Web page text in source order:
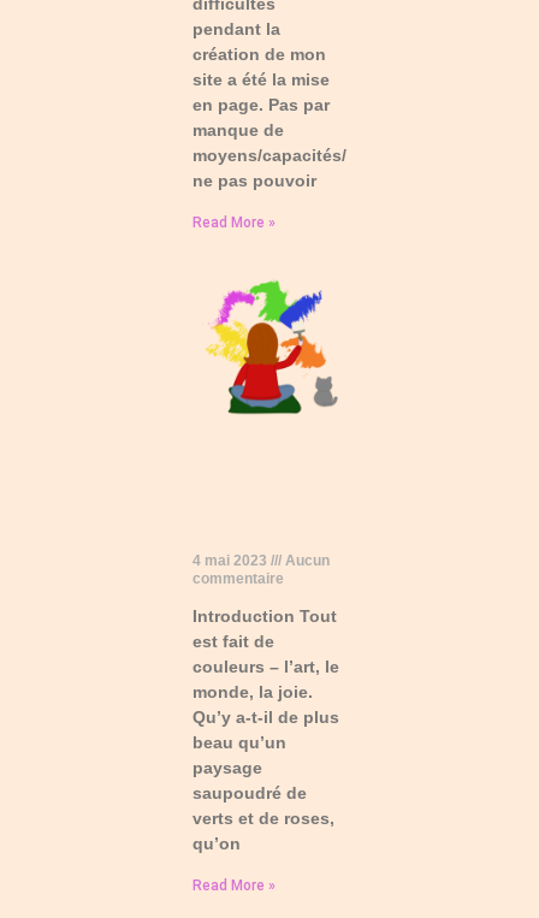
difficultés
pendant la
création de mon
site a été la mise
en page. Pas par
manque de
moyens/capacités/skills (quoique
ne pas pouvoir
Read More »
4 mai 2023
Aucun
commentaire
Introduction Tout
est fait de
couleurs – l’art, le
monde, la joie.
Qu’y a-t-il de plus
beau qu’un
paysage
saupoudré de
verts et de roses,
qu’on
Read More »